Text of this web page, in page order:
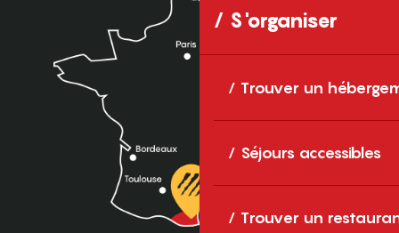
S'organiser
Trouver un
Séjours accessibles
Trouver un